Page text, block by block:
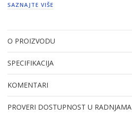
SAZNAJTE VIŠE
O PROIZVODU
SPECIFIKACIJA
KOMENTARI
PROVERI DOSTUPNOST U RADNJAMA